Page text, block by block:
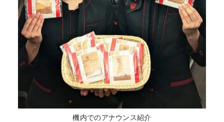
機内でのアナウンス紹介